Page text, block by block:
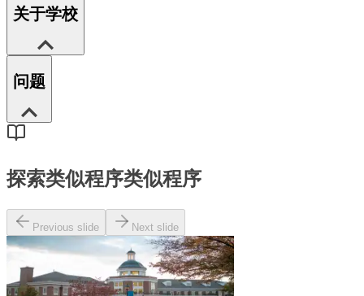
关于学校
问题
探索类似程序类似程序
Previous slide Next slide